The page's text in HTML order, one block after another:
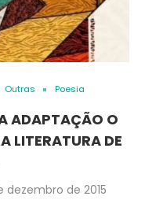
Outras Poesia
ADAPTAÇÃO O
LITERATURA DE
dezembro de 2015